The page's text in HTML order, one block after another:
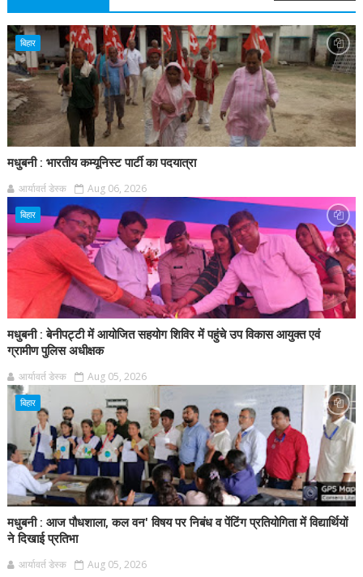
बिहार
मधुबनी : भारतीय कम्यूनिस्ट पार्टी का पदयात्रा
आर्यावर्त डेस्क Aug 06, 2026
बिहार
मधुबनी : बेनीपट्टी में आयोजित सहयोग शिविर में पहुंचे उप विकास आयुक्त एवं
ग्रामीण पुलिस अधीक्षक
आर्यावर्त डेस्क Aug 05, 2026
बिहार
मधुबनी : आज पौधशाला, कल वन' विषय पर निबंध व पेंटिंग प्रतियोगिता में विद्यार्थियों
ने दिखाई प्रतिभा
आर्यावर्त डेस्क Aug 05, 2026